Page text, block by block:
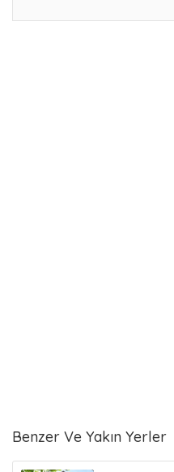
Benzer Ve Yakın Yerler